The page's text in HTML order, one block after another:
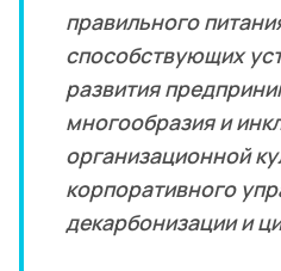
правильного
способствующих
развития
многообразия и
организационной
корпоративного
декарбонизации и